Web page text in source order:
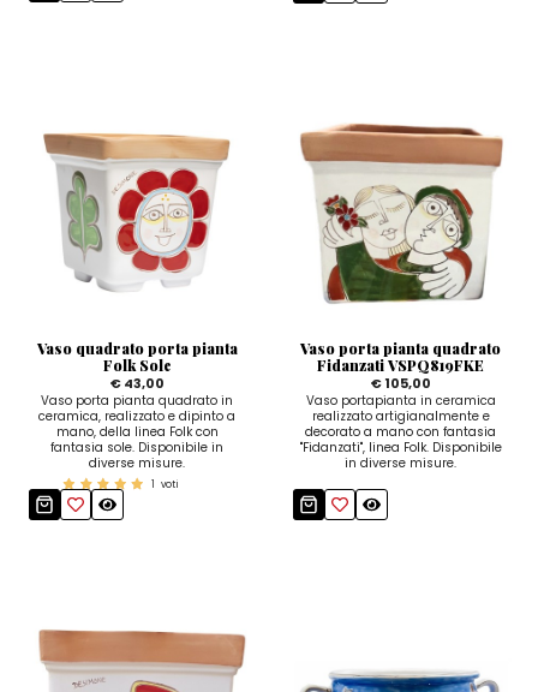
Vaso quadrato porta pianta
Folk Sole
€ 43,00
Vaso porta pianta quadrato in
ceramica, realizzato e dipinto a
mano, della linea Folk con
fantasia sole. Disponibile in
diverse misure.
1 voti
Vaso porta pianta quadrato
Fidanzati VSPQ819FKE
€ 105,00
Vaso portapianta in ceramica
realizzato artigianalmente e
decorato a mano con fantasia
"Fidanzati", linea Folk. Disponibile
in diverse misure.